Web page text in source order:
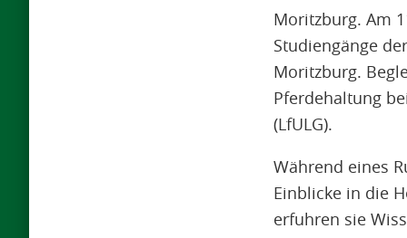
Moritzburg. Am
Studiengänge
Moritzburg.
Pferdehaltung
(LfULG).
Während eines
Einblicke in die
erfuhren sie